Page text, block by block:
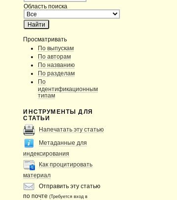
Область поиска
Просматривать
По выпускам
По авторам
По названию
По разделам
По
идентификационным
типам
ИНСТРУМЕНТЫ ДЛЯ
СТАТЬИ
Напечатать эту статью
Метаданные для
индексирования
Как процитировать
материал
Отправить эту статью
по почте(Требуется вход в